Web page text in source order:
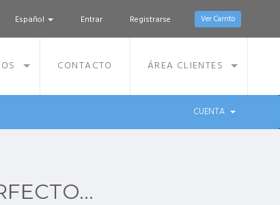
Español Entrar Registrarse Ver Carrito
CONTACTO ÁREA CLIENTES
CUENTA